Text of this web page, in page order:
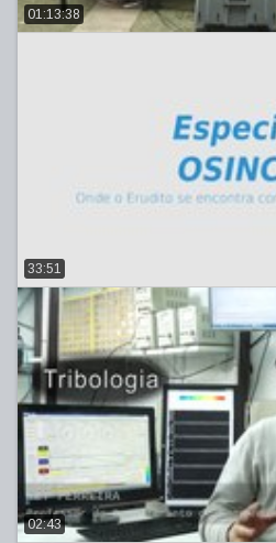
01:13:38
33:51
02:43